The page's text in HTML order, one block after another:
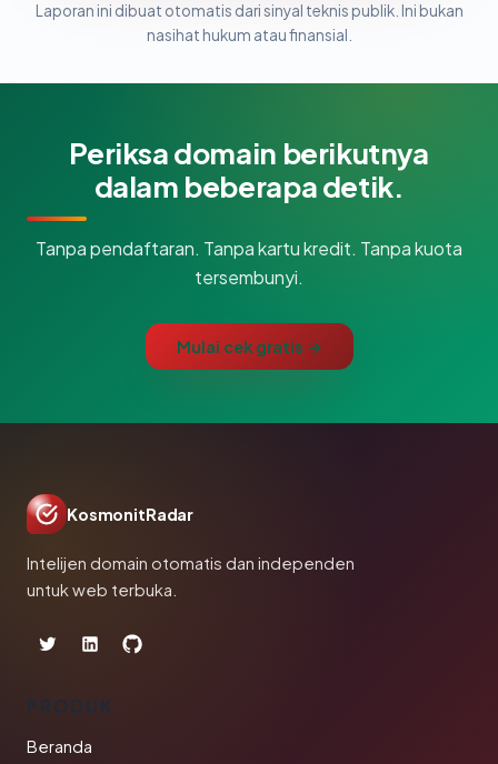
Laporan ini dibuat otomatis dari sinyal teknis publik. Ini bukan
nasihat hukum atau finansial.
Periksa domain berikutnya
dalam beberapa detik.
Tanpa pendaftaran. Tanpa kartu kredit. Tanpa kuota
tersembunyi.
Mulai cek gratis →
KosmonitRadar
Intelijen domain otomatis dan independen
untuk web terbuka.
PRODUK
Beranda